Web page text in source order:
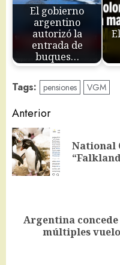
El gobierno
argentino
autorizó la
entrada de
buques…
Tags: pensiones VGM
Navegación
de
entradas
Anterior
National
Siguiente
Argentina
múltiples